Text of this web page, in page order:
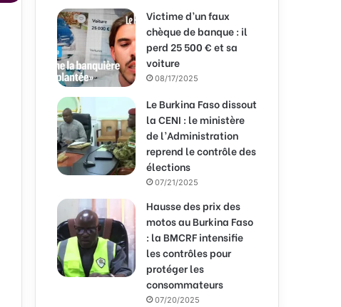
Victime d’un faux
chèque de banque : il
perd 25 500 € et sa
voiture
08/17/2025
Le Burkina Faso dissout
la CENI : le ministère
de l’Administration
reprend le contrôle des
élections
07/21/2025
Hausse des prix des
motos au Burkina Faso
: la BMCRF intensifie
les contrôles pour
protéger les
consommateurs
07/20/2025